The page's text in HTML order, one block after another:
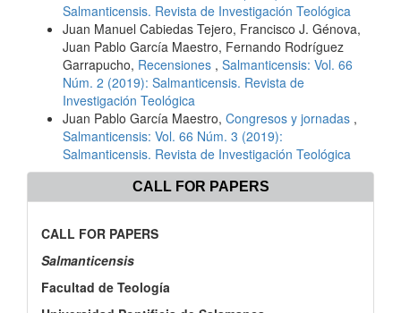
Salmanticensis. Revista de Investigación Teológica
Juan Manuel Cabiedas Tejero, Francisco J. Génova,
Juan Pablo García Maestro, Fernando Rodríguez
Garrapucho, Recensiones , Salmanticensis: Vol. 66
Núm. 2 (2019): Salmanticensis. Revista de
Investigación Teológica
Juan Pablo García Maestro, Congresos y jornadas ,
Salmanticensis: Vol. 66 Núm. 3 (2019):
Salmanticensis. Revista de Investigación Teológica
CALL FOR PAPERS
CALL FOR PAPERS
Salmanticensis
Facultad de Teología